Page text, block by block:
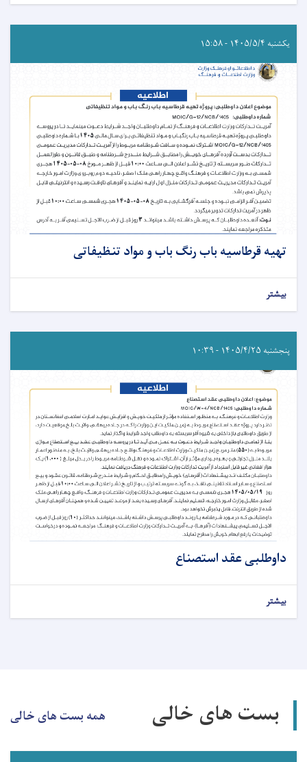
یکشنبه ۱۴۰۵/۵/۴ - ۱۵:۵۸
تهیه قرطاسیه باب رنگ باب و مواد تنظیفاتی
بیشتر
پنجشنبه ۱۴۰۵/۴/۲۵ - ۱۰:۳۹
داوطلبی عقد استصناع
بیشتر
بست های خالی همه بست های خالی